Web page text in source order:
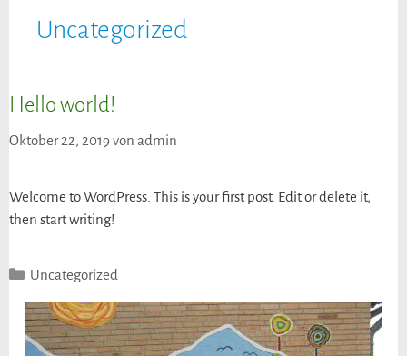
Uncategorized
Hello world!
Oktober 22, 2019von admin
Welcome to WordPress. This is your first post. Edit or delete it,
then start writing!
Uncategorized